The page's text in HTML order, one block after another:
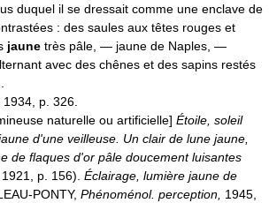
duquel il se dressait comme une enclave de
: des saules aux têtes rouges et
jaune très pâle, — jaune de Naples, —
avec des chênes et des sapins restés
1934, p. 326.
naturelle ou artificielle] Étoile, soleil
d'une veilleuse. Un clair de lune jaune,
de flaques d'or pâle doucement luisantes
1921, p. 156). Éclairage, lumière jaune de
PONTY, Phénoménol. perception, 1945,